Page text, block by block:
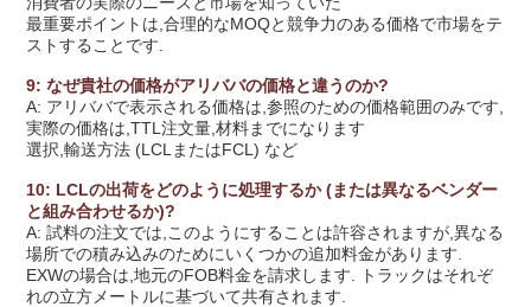
最重要ポイントは,合理的なMOQと競争力のある価格で市場をテ
ストすることです.
9: なぜ貴社の価格がアリババの価格と違うのか?
A: アリババで表示される価格は,参照のための価格範囲のみです,
実際の価格は,TTL注文量,材料までになります
選択,輸送方法 (LCLまたはFCL) など
10: LCLの出荷をどのように処理するか (または異なるベンダー
と組み合わせるか)?
A: 試料の注文では,このようにすることは許容されますが,異なる
場所での積み込みのためにいくつかの追加料金があります.
EXWの場合は,地元のFOB料金を請求します. トラックはそれぞ
れの立方メートルに基づいて共有されます.